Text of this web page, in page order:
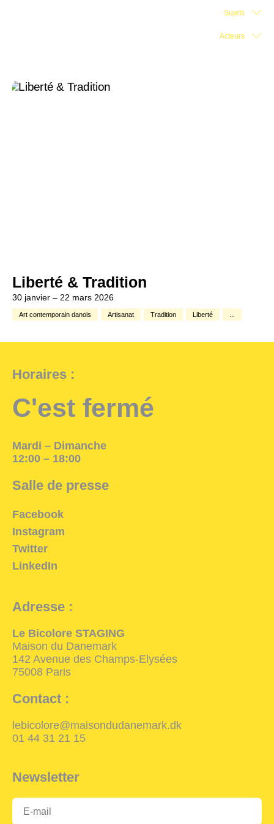
Sujets
Acteurs
Liberté & Tradition
30 janvier – 22 mars 2026
Art contemporain danois Artisanat Tradition Liberté ...
Horaires :
C'est fermé
Mardi – Dimanche
12:00 – 18:00
Salle de presse
Facebook
Instagram
Twitter
LinkedIn
Adresse :
Le Bicolore STAGING
Maison du Danemark
142 Avenue des Champs-Elysées
75008 Paris
Contact :
lebicolore@maisondudanemark.dk
01 44 31 21 15
Newsletter